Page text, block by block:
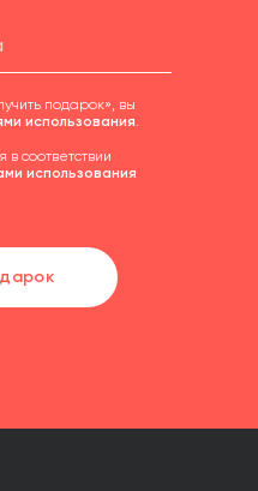
подарок», вы
использования.
в соответствии
использования